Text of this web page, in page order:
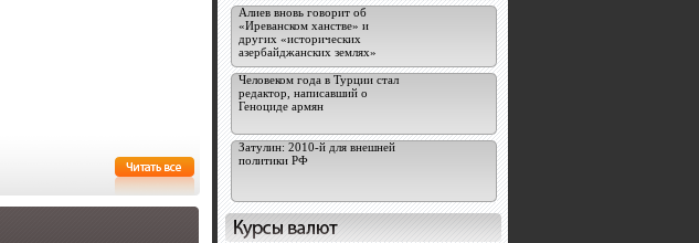
Алиев вновь говорит об
«Иреванском ханстве» и
других «исторических
азербайджанских землях»
Человеком года в Турции стал
редактор, написавший о
Геноциде армян
Затулин: 2010-й для внешней
политики РФ